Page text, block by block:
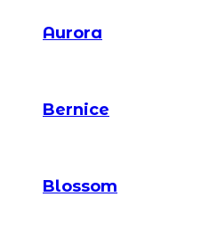
Aurora
Bernice
Blossom